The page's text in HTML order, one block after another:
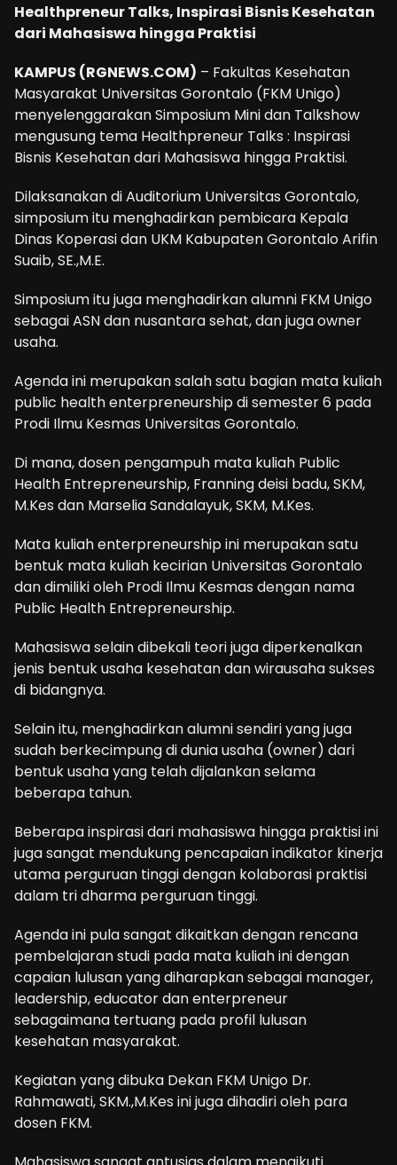
Healthpreneur Talks, Inspirasi Bisnis Kesehatan
dari Mahasiswa hingga Praktisi
KAMPUS (RGNEWS.COM) – Fakultas Kesehatan
Masyarakat Universitas Gorontalo (FKM Unigo)
menyelenggarakan Simposium Mini dan Talkshow
mengusung tema Healthpreneur Talks : Inspirasi
Bisnis Kesehatan dari Mahasiswa hingga Praktisi.
Dilaksanakan di Auditorium Universitas Gorontalo,
simposium itu menghadirkan pembicara Kepala
Dinas Koperasi dan UKM Kabupaten Gorontalo Arifin
Suaib, SE.,M.E.
Simposium itu juga menghadirkan alumni FKM Unigo
sebagai ASN dan nusantara sehat, dan juga owner
usaha.
Agenda ini merupakan salah satu bagian mata kuliah
public health enterpreneurship di semester 6 pada
Prodi Ilmu Kesmas Universitas Gorontalo.
Di mana, dosen pengampuh mata kuliah Public
Health Entrepreneurship, Franning deisi badu, SKM,
M.Kes dan Marselia Sandalayuk, SKM, M.Kes.
Mata kuliah enterpreneurship ini merupakan satu
bentuk mata kuliah kecirian Universitas Gorontalo
dan dimiliki oleh Prodi Ilmu Kesmas dengan nama
Public Health Entrepreneurship.
Mahasiswa selain dibekali teori juga diperkenalkan
jenis bentuk usaha kesehatan dan wirausaha sukses
di bidangnya.
Selain itu, menghadirkan alumni sendiri yang juga
sudah berkecimpung di dunia usaha (owner) dari
bentuk usaha yang telah dijalankan selama
beberapa tahun.
Beberapa inspirasi dari mahasiswa hingga praktisi ini
juga sangat mendukung pencapaian indikator kinerja
utama perguruan tinggi dengan kolaborasi praktisi
dalam tri dharma perguruan tinggi.
Agenda ini pula sangat dikaitkan dengan rencana
pembelajaran studi pada mata kuliah ini dengan
capaian lulusan yang diharapkan sebagai manager,
leadership, educator dan enterpreneur
sebagaimana tertuang pada profil lulusan
kesehatan masyarakat.
Kegiatan yang dibuka Dekan FKM Unigo Dr.
Rahmawati, SKM.,M.Kes ini juga dihadiri oleh para
dosen FKM.